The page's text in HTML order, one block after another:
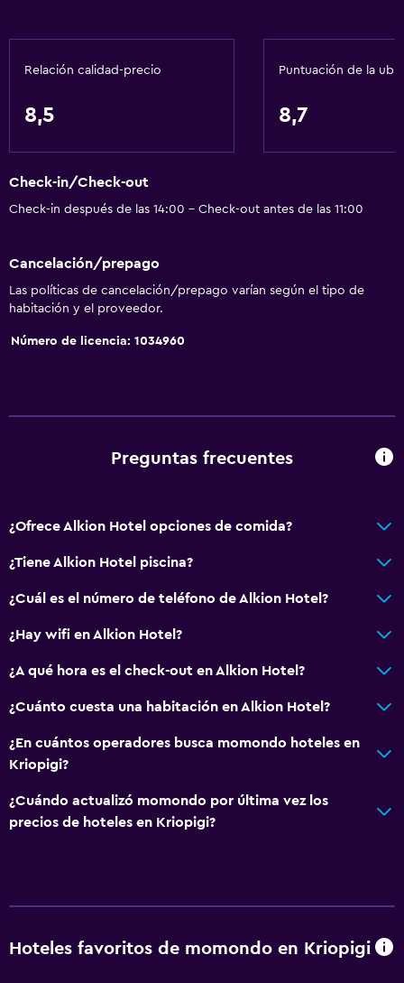
Relación calidad-precio
8,5
Puntuación de la
8,7
Check-in/Check-out
Check-in después de las 14:00 - Check-out antes de las 11:00
Cancelación/prepago
Las políticas de cancelación/prepago varían según el tipo de
habitación y el proveedor.
Número de licencia: 1034960
Preguntas frecuentes
¿Ofrece Alkion Hotel opciones de comida?
¿Tiene Alkion Hotel piscina?
¿Cuál es el número de teléfono de Alkion Hotel?
¿Hay wifi en Alkion Hotel?
¿A qué hora es el check-out en Alkion Hotel?
¿Cuánto cuesta una habitación en Alkion Hotel?
¿En cuántos operadores busca momondo hoteles en
Kriopigi?
¿Cuándo actualizó momondo por última vez los
precios de hoteles en Kriopigi?
Hoteles favoritos de momondo en Kriopigi